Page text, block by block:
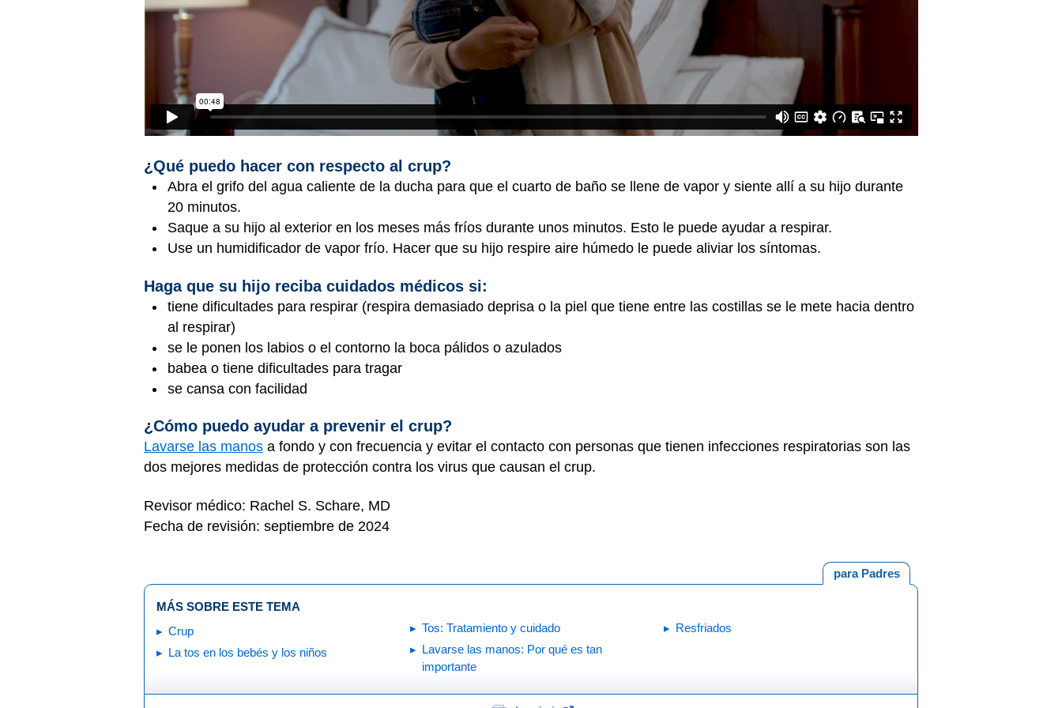
¿Qué puedo hacer con respecto al crup?
Abra el grifo del agua caliente de la ducha para que el cuarto de baño se llene de vapor y siente allí a su hijo durante
20 minutos.
Saque a su hijo al exterior en los meses más fríos durante unos minutos. Esto le puede ayudar a respirar.
Use un humidificador de vapor frío. Hacer que su hijo respire aire húmedo le puede aliviar los síntomas.
Haga que su hijo reciba cuidados médicos si:
tiene dificultades para respirar (respira demasiado deprisa o la piel que tiene entre las costillas se le mete hacia dentro
al respirar)
se le ponen los labios o el contorno la boca pálidos o azulados
babea o tiene dificultades para tragar
se cansa con facilidad
¿Cómo puedo ayudar a prevenir el crup?
Lavarse las manos a fondo y con frecuencia y evitar el contacto con personas que tienen infecciones respiratorias son las
dos mejores medidas de protección contra los virus que causan el crup.
Revisor médico: Rachel S. Schare, MD
Fecha de revisión: septiembre de 2024
para Padres
MÁS SOBRE ESTE TEMA
Crup
La tos en los bebés y los niños
Tos: Tratamiento y cuidado
Lavarse las manos: Por qué es tan
importante
Resfriados